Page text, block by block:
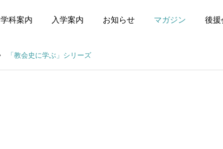
学科案内 入学案内 お知らせ マガジン 後援
「教会史に学ぶ」シリーズ